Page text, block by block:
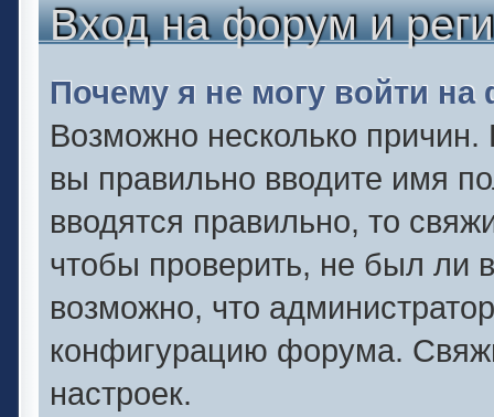
Вход на форум и
Почему я не могу войти
Возможно несколько
вы правильно вводите имя
вводятся правильно, то
чтобы проверить, не был ли
возможно, что
конфигурацию форума.
настроек.